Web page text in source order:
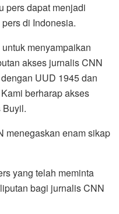
pers dapat menjadi
di Indonesia.
menyampaikan
akses jurnalis CNN
UUD 1945 dan
berharap akses
Buyil.
menegaskan enam sikap
yang telah meminta
bagi jurnalis CNN